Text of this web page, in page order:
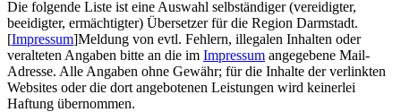
Die folgende Liste ist eine Auswahl selbständiger (vereidigter,
beeidigter, ermächtigter) Übersetzer für die Region Darmstadt.
[Impressum]Meldung von evtl. Fehlern, illegalen Inhalten oder
veralteten Angaben bitte an die im Impressum angegebene Mail-
Adresse. Alle Angaben ohne Gewähr; für die Inhalte der verlinkten
Websites oder die dort angebotenen Leistungen wird keinerlei
Haftung übernommen.